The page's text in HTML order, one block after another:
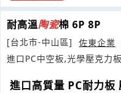
耐高溫陶瓷 棉 6P 8P
[台北市-中山區]
佐東企業
進口PC中空板,光學壓克力
進口高質量 PC耐力板